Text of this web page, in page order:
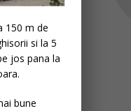
150 m de
si la 5
jos pana la
bune